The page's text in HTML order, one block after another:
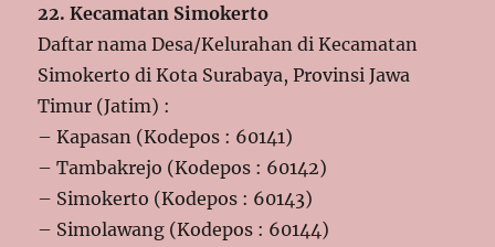
22. Kecamatan Simokerto
Daftar nama Desa/Kelurahan di Kecamatan
Simokerto di Kota Surabaya, Provinsi Jawa
Timur (Jatim) :
– Kapasan (Kodepos : 60141)
– Tambakrejo (Kodepos : 60142)
– Simokerto (Kodepos : 60143)
– Simolawang (Kodepos : 60144)